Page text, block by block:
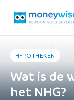
HYPOTHEKEN
Wat is de
het NHG?